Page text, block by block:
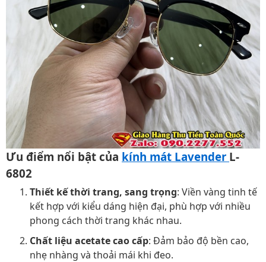
Ưu điểm nổi bật của kính mát Lavender L-
6802
Thiết kế thời trang, sang trọng: Viền vàng tinh tế
kết hợp với kiểu dáng hiện đại, phù hợp với nhiều
phong cách thời trang khác nhau.
Chất liệu acetate cao cấp: Đảm bảo độ bền cao,
nhẹ nhàng và thoải mái khi đeo.